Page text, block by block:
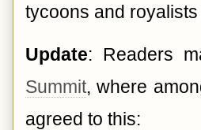
tycoons and
Update: Readers
Summit, where
agreed to this: